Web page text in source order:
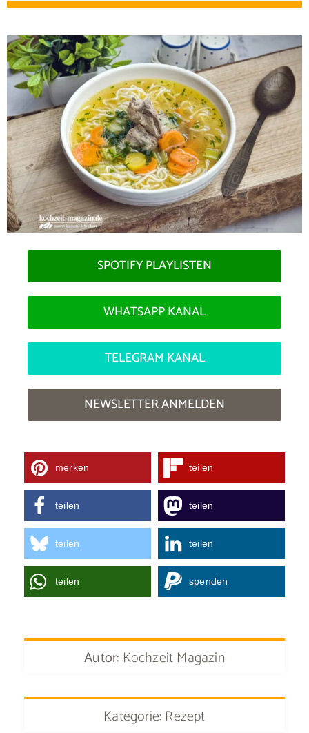
SPOTIFY PLAYLISTEN
WHATSAPP KANAL
TELEGRAM KANAL
NEWSLETTER ANMELDEN
merken teilen
teilen teilen
teilen teilen
teilen spenden
Autor: Kochzeit Magazin
Kategorie: Rezept